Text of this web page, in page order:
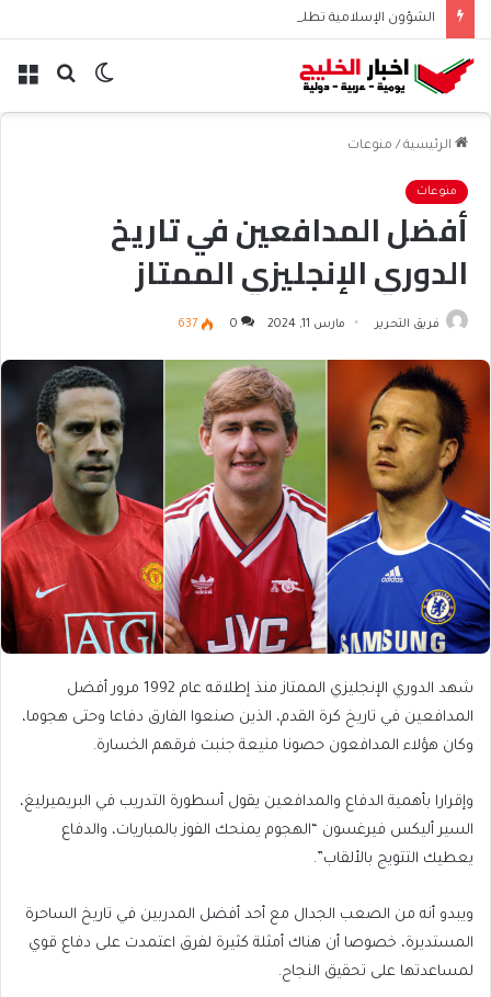
بحث الوضع
الرئيسية / منوعات
منوعات
أفضل المدافعين في تاريخ
الدوري الإنجليزي الممتاز
فريق التحرير مارس 11, 2024 0
637
شهد الدوري الإنجليزي الممتاز منذ إطلاقه عام 1992 مرور أفضل
المدافعين في تاريخ كرة القدم، الذين صنعوا الفارق دفاعا وحتى هجوما،
وكان هؤلاء المدافعون حصونا منيعة جنبت فرقهم الخسارة.
وإقرارا بأهمية الدفاع والمدافعين يقول أسطورة التدريب في البريميرليغ،
السير أليكس فيرغسون “الهجوم يمنحك الفوز بالمباريات، والدفاع
يعطيك التتويج بالألقاب”.
ويبدو أنه من الصعب الجدال مع أحد أفضل المدربين في تاريخ الساحرة
المستديرة، خصوصا أن هناك أمثلة كثيرة لفرق اعتمدت على دفاع قوي
لمساعدتها على تحقيق النجاح.